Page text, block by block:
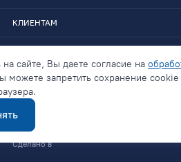
КЛИЕНТАМ
СВЯЗАТЬСЯ
Политика конфиденциальности
Сделано в
на сайте, Вы даете согласие на
можете запретить сохранение cookie